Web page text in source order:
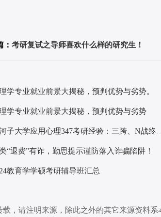
： 考研复试之导师喜欢什么样的研究生！
学专业就业前景大揭秘，预判优势与劣势。
学专业就业前景大揭秘，预判优势与劣势
子大学应用心理347考研经验：三跨、N战终上岸
“退费”有诈，勤思提示谨防落入诈骗陷阱！
教育学学硕考研辅导班汇总
，请注明来源，除此之外的其它来源资料系